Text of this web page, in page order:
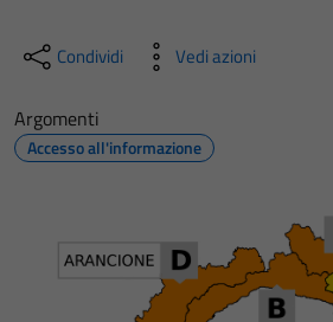
Condividi Vedi azioni
Argomenti
Accesso all'informazione